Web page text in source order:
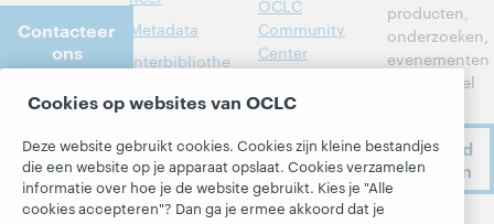
Contacteer
ons
Over
Over OCLC
Werken bij
OCLC
Metadata
Interbibliothe
leenverkeer
Leden aan het
woord
Alle producten
en diensten »
OCLC
Community
Center
Network
BibFormats
Systeemstatu
sdashboard
producten,
onderzoeken,
evenementen
en nog veel
Ik meld
me aan
Cookies op websites van OCLC
Deze website gebruikt cookies. Cookies zijn kleine bestandjes
die een website op je apparaat opslaat. Cookies verzamelen
informatie over hoe je de website gebruikt. Kies je "Alle
cookies accepteren"? Dan ga je ermee akkoord dat je